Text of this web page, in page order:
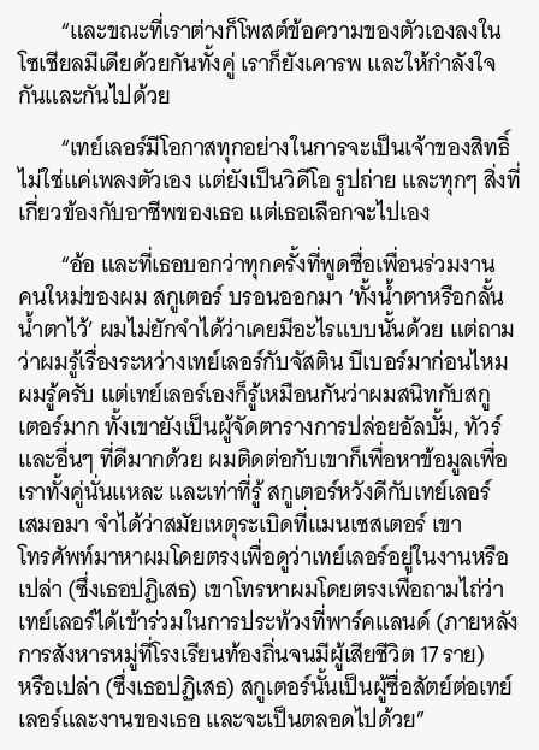
“และขณะที่เราต่างก็โพสต์ข้อความของตัวเองลงใน
โซเชียลมีเดียด้วยกันทั้งคู่ เราก็ยังเคารพ และให้กำลังใจ
กันและกันไปด้วย
“เทย์เลอร์มีโอกาสทุกอย่างในการจะเป็นเจ้าของสิทธิ์
ไม่ใช่แค่เพลงตัวเอง แต่ยังเป็นวิดีโอ รูปถ่าย และทุกๆ สิ่งที่
เกี่ยวข้องกับอาชีพของเธอ แต่เธอเลือกจะไปเอง
“อ้อ และที่เธอบอกว่าทุกครั้งที่พูดชื่อเพื่อนร่วมงาน
คนใหม่ของผม สกูเตอร์ บรอนออกมา ‘ทั้งน้ำตาหรือกลั้น
น้ำตาไว้’ ผมไม่ยักจำได้ว่าเคยมีอะไรแบบนั้นด้วย แต่ถาม
ว่าผมรู้เรื่องระหว่างเทย์เลอร์กับจัสติน บีเบอร์มาก่อนไหม
ผมรู้ครับ แต่เทย์เลอร์เองก็รู้เหมือนกันว่าผมสนิทกับสกู
เตอร์มากทั้งเขายังเป็นผู้จัดตารางการปล่อยอัลบั้ม, ทัวร์
และอื่นๆ ที่ดีมากด้วย ผมติดต่อกับเขาก็เพื่อหาข้อมูลเพื่อ
เราทั้งคู่นั่นแหละและเท่าที่รู้ สกูเตอร์หวังดีกับเทย์เลอร์
เสมอมาจำได้ว่าสมัยเหตุระเบิดที่แมนเชสเตอร์ เขา
โทรศัพท์มาหาผมโดยตรงเพื่อดูว่าเทย์เลอร์อยู่ในงานหรือ
เปล่า (ซึ่งเธอปฏิเสธ) เขาโทรหาผมโดยตรงเพื่อถามไถ่ว่า
เทย์เลอร์ได้เข้าร่วมในการประท้วงที่พาร์คแลนด์ (ภายหลัง
การสังหารหมู่ที่โรงเรียนท้องถิ่นจนมีผู้เสียชีวิต 17 ราย)
หรือเปล่า (ซึ่งเธอปฏิเสธ) สกูเตอร์นั้นเป็นผู้ซื่อสัตย์ต่อเทย์
เลอร์และงานของเธอ และจะเป็นตลอดไปด้วย”